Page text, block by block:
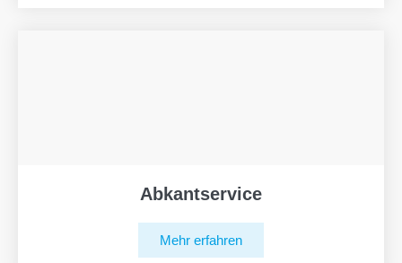
Abkantservice
Mehr erfahren